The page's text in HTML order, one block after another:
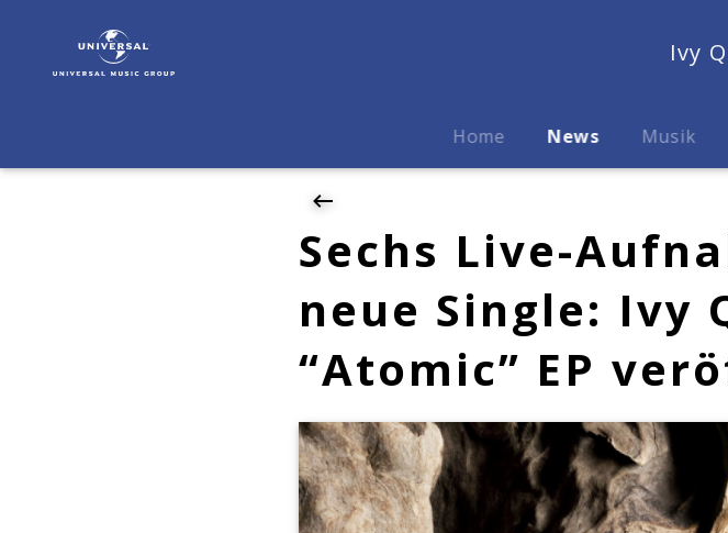
Live-
Ivy
Home News Musik
Sechs Live-
neue Single: Ivy
“Atomic” EP